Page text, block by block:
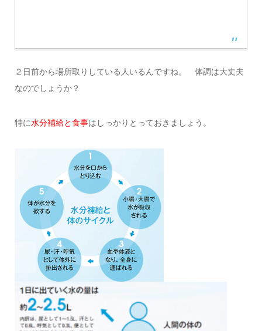
２日前から場所取りしている人いるんですね。 体調は大丈夫
なのでしょうか？
特に水分補給と食事はしっかりとっておきましょう。